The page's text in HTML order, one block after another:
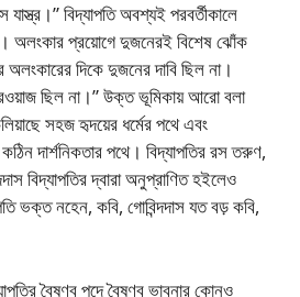
যাস্ত্র।” বিদ্যাপতি অবশ্যই পরবর্তীকালে
অলংকার প্রয়োগে দুজনেরই বিশেষ ঝোঁক
দিকে দুজনের দাবি ছিল না।
ছিল না।” উক্ত ভূমিকায় আরো বলা
সহজ হৃদয়ের ধর্মের পথে এবং
কঠিন দার্শনিকতার পথে। বিদ্যাপতির রস তরুণ,
বিদ্যাপতির দ্বারা অনুপ্রাণিত হইলেও
ভক্ত নহেন, কবি, গোবিন্দদাস যত বড় কবি,
বৈষ্ণব পদে বৈষ্ণব ভাবনার কোনও